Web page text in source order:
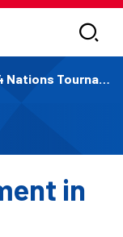
Tournament in Sevenum
in